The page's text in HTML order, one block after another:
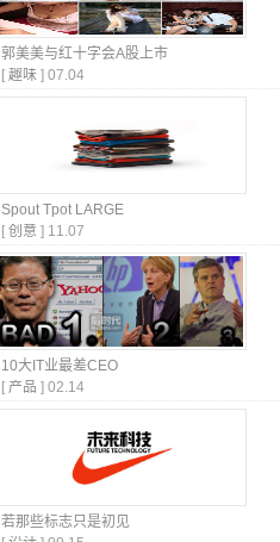
郭美美与红十字会A股上市
[ 趣味 ] 07.04
Spout Tpot LARGE
[ 创意 ] 11.07
10大IT业最差CEO
[ 产品 ] 02.14
若那些标志只是初见